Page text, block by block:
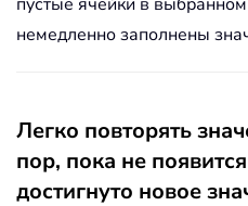
пустые ячейки в
немедленно заполнены
Легко повторять
пор, пока не
достигнуто новое